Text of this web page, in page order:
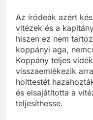
Az íródeák azért
vitézek és a
hiszen ez nem
koppányi aga,
Koppány teljes
visszaemlékezik
holttestét
és elsajátította a
teljesíthesse.